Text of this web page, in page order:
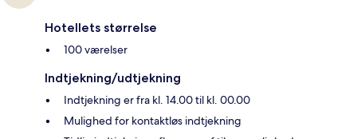
Hotellets størrelse
100 værelser
Indtjekning/udtjekning
Indtjekning er fra kl. 14.00 til kl. 00.00
Mulighed for kontaktløs indtjekning